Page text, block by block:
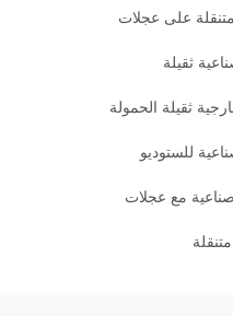
على عجلات
ثقيلة
ثقيلة الحمولة
للستوديو
مع عجلات